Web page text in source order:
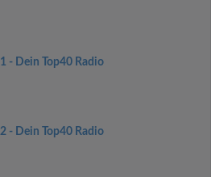
- Dein Top40 Radio
- Dein Top40 Radio